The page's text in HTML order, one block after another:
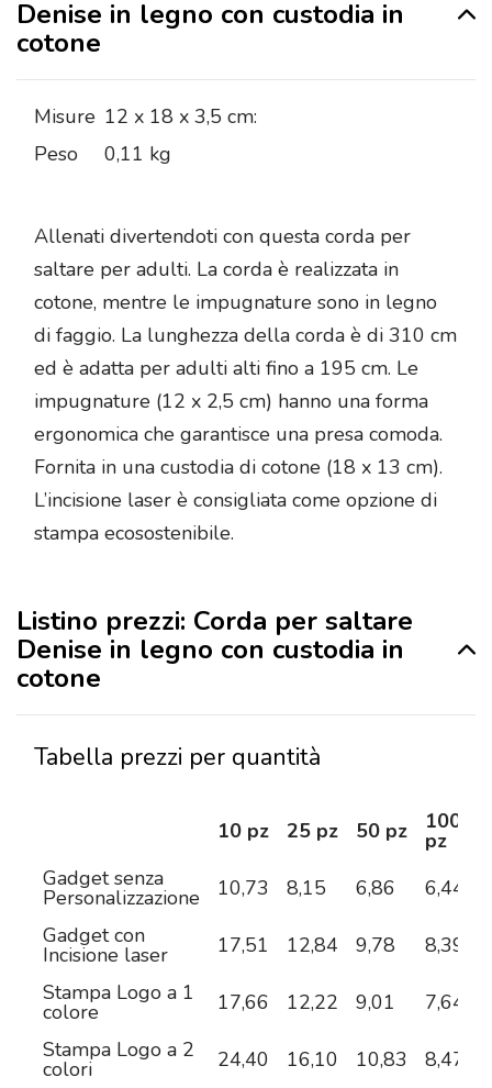
Denise in legno con custodia in
cotone
Misure 12 x 18 x 3,5 cm:
Peso
0,11 kg
Allenati divertendoti con questa corda per
saltare per adulti. La corda è realizzata in
cotone, mentre le impugnature sono in legno
di faggio. La lunghezza della corda è di 310 cm
ed è adatta per adulti alti fino a 195 cm. Le
impugnature (12 x 2,5 cm) hanno una forma
ergonomica che garantisce una presa comoda.
Fornita in una custodia di cotone (18 x 13 cm).
L’incisione laser è consigliata come opzione di
stampa ecosostenibile.
Listino prezzi: Corda per saltare
Denise in legno con custodia in
cotone
Tabella prezzi per quantità
10 pz 25 pz 50 pz 100
pz
Gadget senza
Personalizzazione 10,73 8,15 6,86 6,44
Gadget con
Incisione laser 17,51 12,84 9,78 8,39
Stampa Logo a 1
colore 17,66 12,22 9,01 7,64
Stampa Logo a 2
colori 24,40 16,10 10,83 8,47